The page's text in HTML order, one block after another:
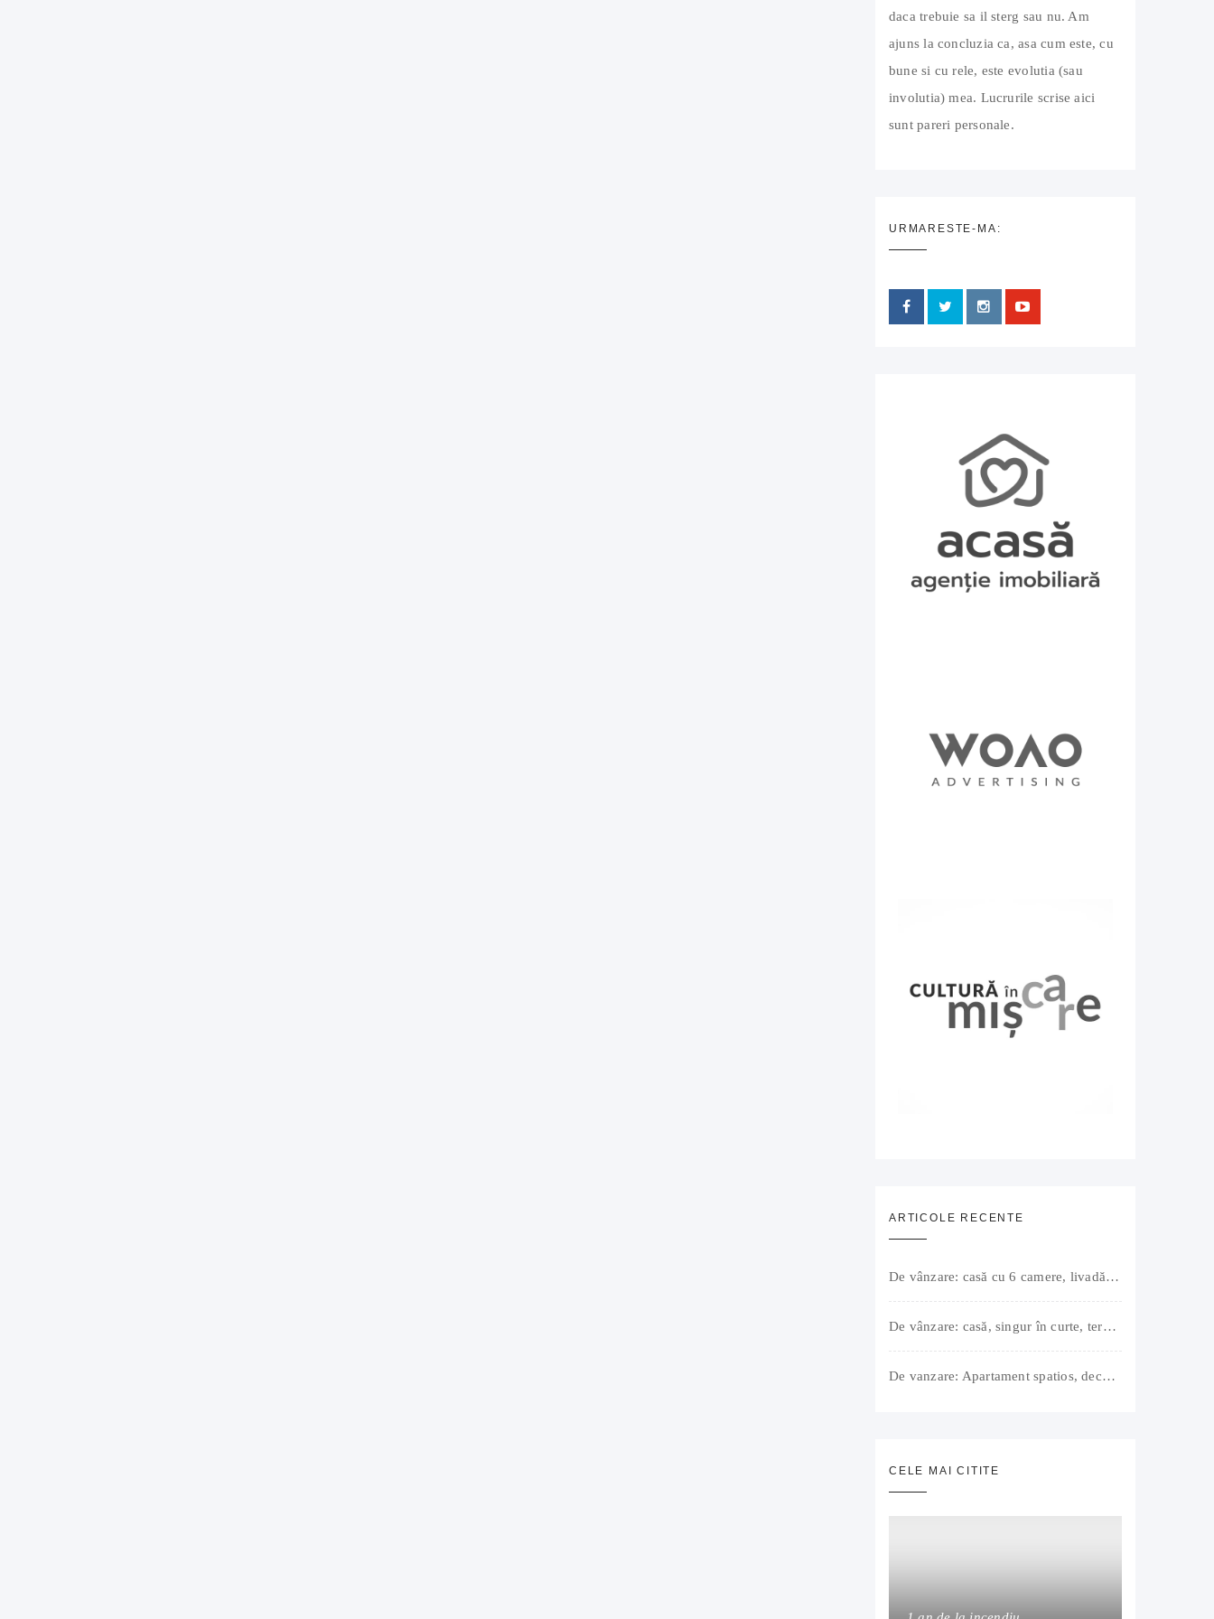
daca trebuie sa il sterg sau nu. Am
ajuns la concluzia ca, asa cum este, cu
bune si cu rele, este evolutia (sau
involutia) mea. Lucrurile scrise aici
sunt pareri personale.
URMARESTE-MA:
ARTICOLE RECENTE
De vânzare: casă cu 6 camere, livadă, 3 199 mp, Girișul Negru, Bihor, 42 000 Euro. Comision 0.
De vânzare: casă, singur în curte, teren 500 mp, Muntele Găina, Oradea. 157.000 € (negociabil). Comision 0.
De vanzare: Apartament spatios, decomandat, bine compartimentat, 3 camere, 2 bai, bucatarie, suprafață utilă de 64 mp + 3 balcoane (11 mp), strada Barierei, zona Dragos Voda Oradea. 89 500 E (neg). Comision 0
CELE MAI CITITE